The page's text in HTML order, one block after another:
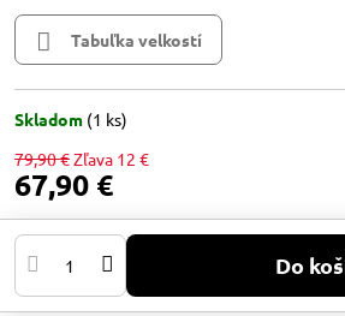
Tabuľka velkostí
Skladom (1 ks)
79,90 €Zľava 12 €
67,90 €
Do